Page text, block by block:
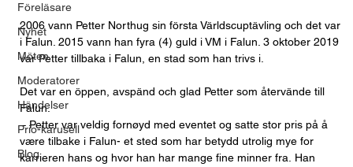
Föreläsare
Nyhet
Möten
Moderatorer
Händelser
Prio-karusell
Blog
2006 vann Petter Northug sin första Världscuptävling och det var
i Falun. 2015 vann han fyra (4) guld i VM i Falun. 3 oktober 2019
var Petter tillbaka i Falun, en stad som han trivs i.
Det var en öppen, avspänd och glad Petter som återvände till
Falun.
– Petter var veldig fornøyd med eventet og satte stor pris på å
være tilbake i Falun- et sted som har betydd utrolig mye for
karrieren hans og hvor han har mange fine minner fra. Han